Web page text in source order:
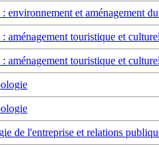
environnement et aménagement
aménagement touristique et culturel
aménagement touristique et culturel
de l'entreprise et relations